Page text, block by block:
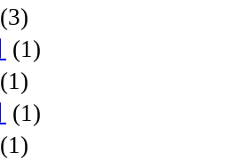
(3)
(1)
(1)
(1)
(1)